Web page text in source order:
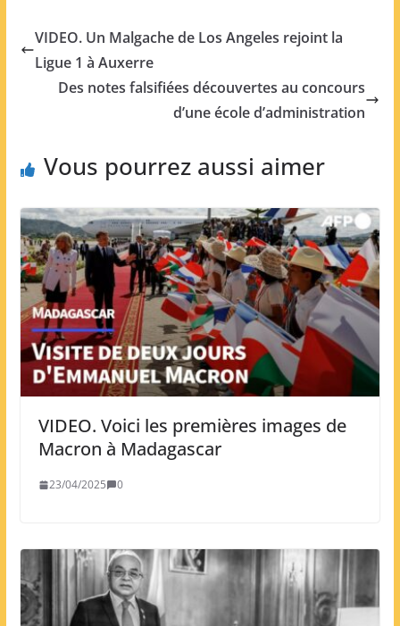
VIDEO. Un Malgache de Los Angeles rejoint la
Ligue 1 à Auxerre
Des notes falsifiées découvertes au concours
d’une école d’administration
Vous pourrez aussi aimer
VIDEO. Voici les premières images de
Macron à Madagascar
23/04/2025 0